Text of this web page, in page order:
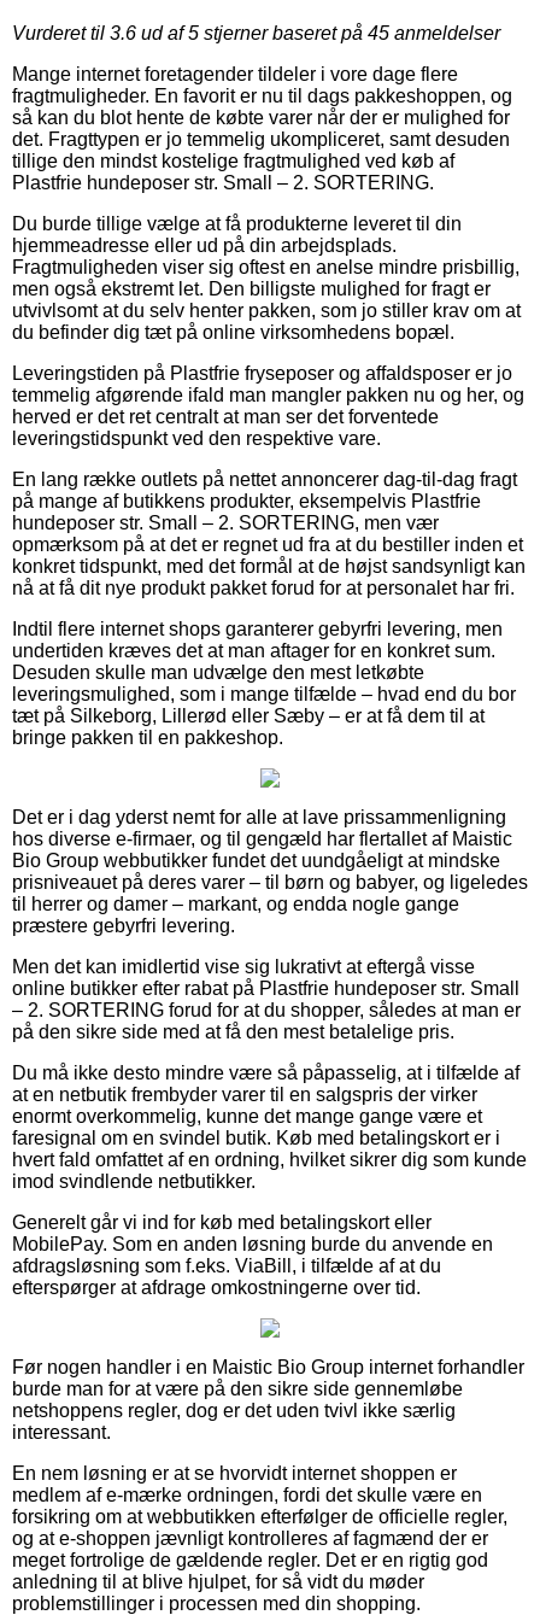
Vurderet til 3.6 ud af 5 stjerner baseret på 45 anmeldelser
Mange internet foretagender tildeler i vore dage flere
fragtmuligheder. En favorit er nu til dags pakkeshoppen, og
så kan du blot hente de købte varer når der er mulighed for
det. Fragttypen er jo temmelig ukompliceret, samt desuden
tillige den mindst kostelige fragtmulighed ved køb af
Plastfrie hundeposer str. Small – 2. SORTERING.
Du burde tillige vælge at få produkterne leveret til din
hjemmeadresse eller ud på din arbejdsplads.
Fragtmuligheden viser sig oftest en anelse mindre prisbillig,
men også ekstremt let. Den billigste mulighed for fragt er
utvivlsomt at du selv henter pakken, som jo stiller krav om at
du befinder dig tæt på online virksomhedens bopæl.
Leveringstiden på Plastfrie fryseposer og affaldsposer er jo
temmelig afgørende ifald man mangler pakken nu og her, og
herved er det ret centralt at man ser det forventede
leveringstidspunkt ved den respektive vare.
En lang række outlets på nettet annoncerer dag-til-dag fragt
på mange af butikkens produkter, eksempelvis Plastfrie
hundeposer str. Small – 2. SORTERING, men vær
opmærksom på at det er regnet ud fra at du bestiller inden et
konkret tidspunkt, med det formål at de højst sandsynligt kan
nå at få dit nye produkt pakket forud for at personalet har fri.
Indtil flere internet shops garanterer gebyrfri levering, men
undertiden kræves det at man aftager for en konkret sum.
Desuden skulle man udvælge den mest letkøbte
leveringsmulighed, som i mange tilfælde – hvad end du bor
tæt på Silkeborg, Lillerød eller Sæby – er at få dem til at
bringe pakken til en pakkeshop.
Det er i dag yderst nemt for alle at lave prissammenligning
hos diverse e-firmaer, og til gengæld har flertallet af Maistic
Bio Group webbutikker fundet det uundgåeligt at mindske
prisniveauet på deres varer – til børn og babyer, og ligeledes
til herrer og damer – markant, og endda nogle gange
præstere gebyrfri levering.
Men det kan imidlertid vise sig lukrativt at eftergå visse
online butikker efter rabat på Plastfrie hundeposer str. Small
– 2. SORTERING forud for at du shopper, således at man er
på den sikre side med at få den mest betalelige pris.
Du må ikke desto mindre være så påpasselig, at i tilfælde af
at en netbutik frembyder varer til en salgspris der virker
enormt overkommelig, kunne det mange gange være et
faresignal om en svindel butik. Køb med betalingskort er i
hvert fald omfattet af en ordning, hvilket sikrer dig som kunde
imod svindlende netbutikker.
Generelt går vi ind for køb med betalingskort eller
MobilePay. Som en anden løsning burde du anvende en
afdragsløsning som f.eks. ViaBill, i tilfælde af at du
efterspørger at afdrage omkostningerne over tid.
Før nogen handler i en Maistic Bio Group internet forhandler
burde man for at være på den sikre side gennemløbe
netshoppens regler, dog er det uden tvivl ikke særlig
interessant.
En nem løsning er at se hvorvidt internet shoppen er
medlem af e-mærke ordningen, fordi det skulle være en
forsikring om at webbutikken efterfølger de officielle regler,
og at e-shoppen jævnligt kontrolleres af fagmænd der er
meget fortrolige de gældende regler. Det er en rigtig god
anledning til at blive hjulpet, for så vidt du møder
problemstillinger i processen med din shopping.